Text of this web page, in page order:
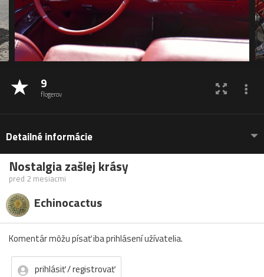
9
flogerov
Detailné informácie
Nostalgia zašlej krásy
pred 2 mesiacmi
Echinocactus
Komentár môžu písať iba prihlásení užívatelia.
prihlásiť / registrovať